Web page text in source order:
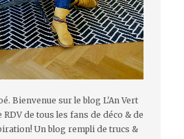
Bienvenue sur le blog L'An Vert
de tous les fans de déco & de
Un blog rempli de trucs &